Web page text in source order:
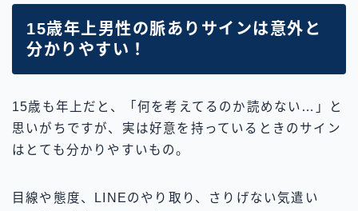
15歳年上男性の脈ありサインは意外と
分かりやすい！
15歳も年上だと、「何を考えてるのか読めない…」と
思いがちですが、実は好意を持っているときのサイン
はとても分かりやすいもの。
目線や態度、LINEのやり取り、さりげない気遣い